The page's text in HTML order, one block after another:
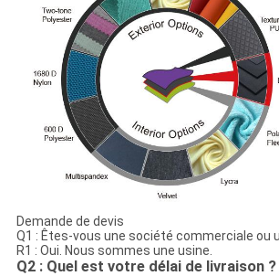
Demande de devis
Q1 : Êtes-vous une société commerciale ou
R1 : Oui. Nous sommes une usine.
Q2 : Quel est votre délai de livraison ?